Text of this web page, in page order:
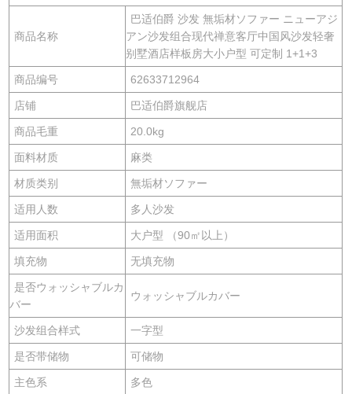
商品名称
巴适伯爵 沙发 無垢材ソファー ニューアジ
アン沙发组合现代禅意客厅中国风沙发轻奢
别墅酒店样板房大小户型 可定制 1+1+3
商品编号 62633712964
店铺 巴适伯爵旗舰店
商品毛重 20.0kg
面料材质 麻类
材质类别 無垢材ソファー
适用人数 多人沙发
适用面积 大户型 （90㎡以上）
填充物 无填充物
是否ウォッシャブルカ
バー
ウォッシャブルカバー
沙发组合样式 一字型
是否带储物 可储物
主色系 多色